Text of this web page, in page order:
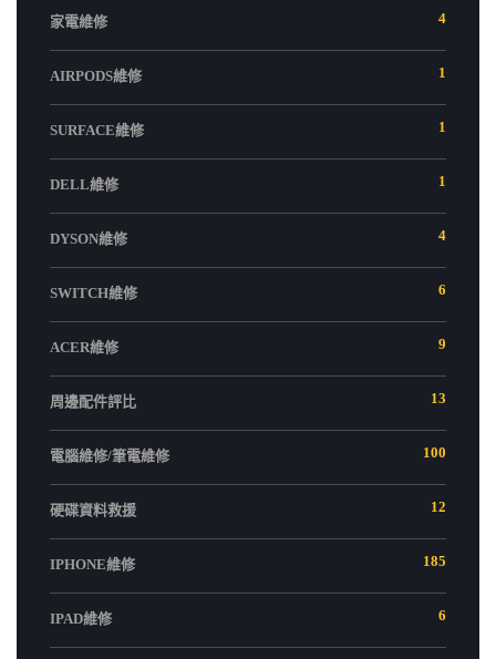
家電維修 4
AIRPODS維修 1
SURFACE維修 1
DELL維修 1
DYSON維修 4
SWITCH維修 6
ACER維修 9
周邊配件評比 13
電腦維修/筆電維修 100
硬碟資料救援 12
IPHONE維修 185
IPAD維修 6